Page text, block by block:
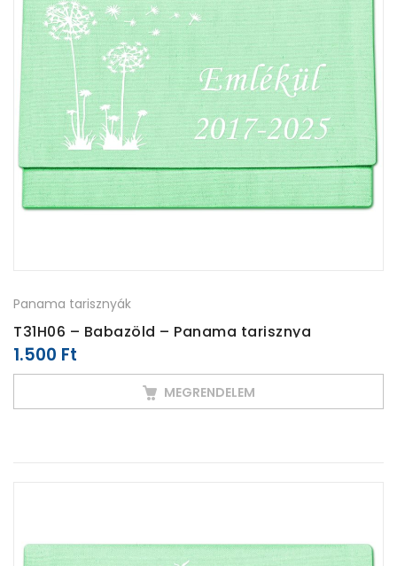
Panama tarisznyák
T31H06 – Babazöld – Panama tarisznya
1.500 Ft
MEGRENDELEM